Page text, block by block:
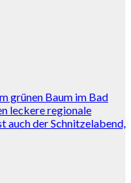
grünen Baum im Bad
leckere regionale
auch der Schnitzelabend,